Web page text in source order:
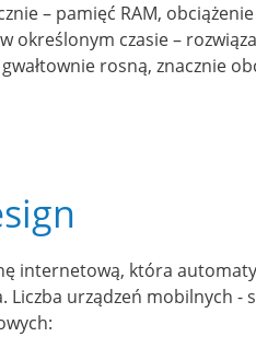
– pamięć RAM,
określonym czasie –
rosną, znacznie
internetową, która
Liczba urządzeń mobilnych